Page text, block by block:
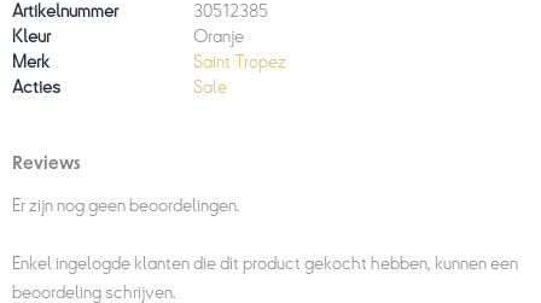
Artikelnummer
30512385
Kleur
Oranje
Merk
Saint Tropez
Acties
Sale
Reviews
Er zijn nog geen beoordelingen.
Enkel ingelogde klanten die dit product gekocht hebben, kunnen een
beoordeling schrijven.